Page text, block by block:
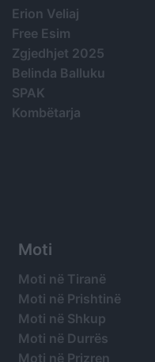
Erion Veliaj
Free Esim
Zgjedhjet 2025
Belinda Balluku
SPAK
Kombëtarja
Moti
Moti në Tiranë
Moti në Prishtinë
Moti në Shkup
Moti në Durrës
Moti në Prizren